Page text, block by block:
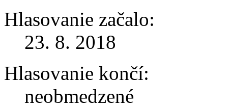
Hlasovanie začalo:
23. 8. 2018
Hlasovanie končí:
neobmedzené